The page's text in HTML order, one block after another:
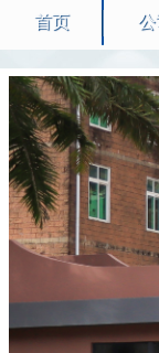
首页